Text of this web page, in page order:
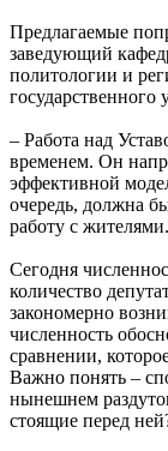
Предлагаемые
заведующий
политологии и
государственного
– Работа над
временем. Он
эффективной
очередь, должна
работу с жителями.
Сегодня
количество
закономерно
численность
сравнении,
Важно понять –
нынешнем
стоящие перед